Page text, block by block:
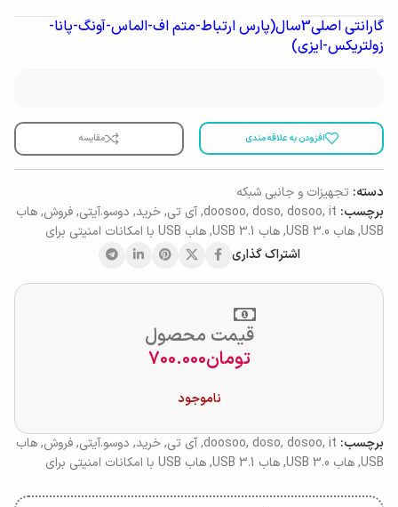
گارانتی اصلی3سال(پارس ارتباط-متم اف-الماس-آونگ-پانا-
زولتریکس-ایزی)
افزودن به علاقه مندی مقایسه
دسته: تجهیزات و جانبی شبکه
برچسب:
doosoo, doso, dosoo, it
,آی تی,خرید, دوسو.آیتی,فروش,هاب
USB
,هاب USB 3.0 ,هاب USB 3.1 ,هاب USB با امکانات امنیتی برای
اشتراک گذاری
قیمت محصول
تومان700.000
ناموجود
برچسب: doosoo, doso, dosoo, it
,آی تی,خرید, دوسو.آیتی,فروش,هاب
USB
,هاب USB 3.0 ,هاب USB 3.1 ,هاب USB با امکانات امنیتی برای